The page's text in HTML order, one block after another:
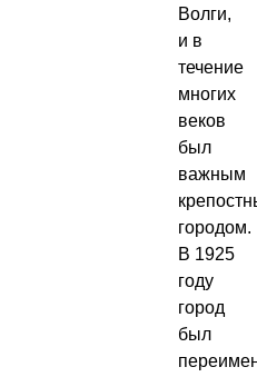
Волги,
и в
течение
многих
веков
был
важным
городом.
В 1925
году
город
был